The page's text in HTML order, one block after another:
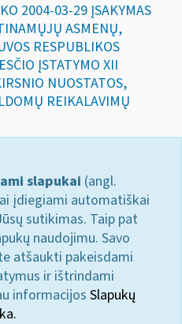
2004-03-29 ĮSAKYMAS
ASMENŲ,
RESPUBLIKOS
ĮSTATYMO XII
NUOSTATOS,
REIKALAVIMŲ
slapukai (angl.
įdiegiami automatiškai
sutikimas. Taip pat
naudojimu. Savo
atšaukti pakeisdami
ir ištrindami
informacijos Slapukų